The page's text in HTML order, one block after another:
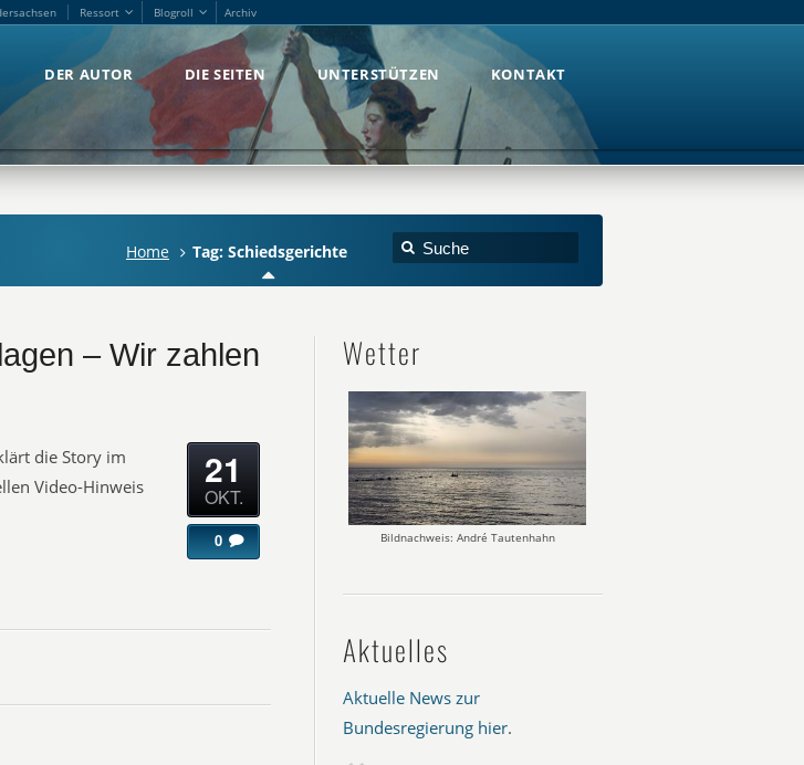
Ressort Blogroll Archiv
DER AUTOR DIE SEITEN UNTERSTÜTZEN KONTAKT
Home Tag: Schiedsgerichte
– Wir zahlen
die Story im
Video-Hinweis
21
OKT.
0
Wetter
Bildnachweis: André Tautenhahn
Aktuelles
Aktuelle News zur
Bundesregierung hier.
Ressort Blogroll Archiv
DER AUTOR DIE SEITEN UNTERSTÜTZEN KONTAKT